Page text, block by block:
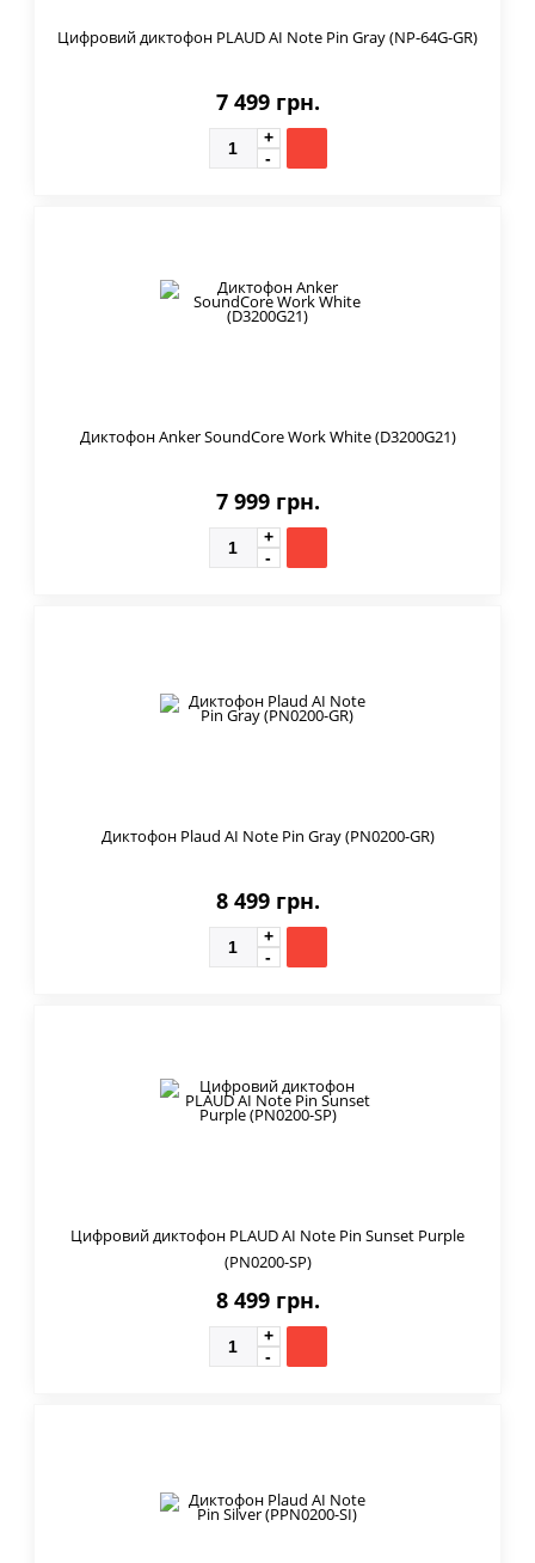
Цифровий диктофон PLAUD AI Note Pin Gray (NP-64G-GR)
7 499 грн.
Диктофон Anker SoundCore Work White (D3200G21)
7 999 грн.
Диктофон Plaud AI Note Pin Gray (PN0200-GR)
8 499 грн.
Цифровий диктофон PLAUD AI Note Pin Sunset Purple
(PN0200-SP)
8 499 грн.